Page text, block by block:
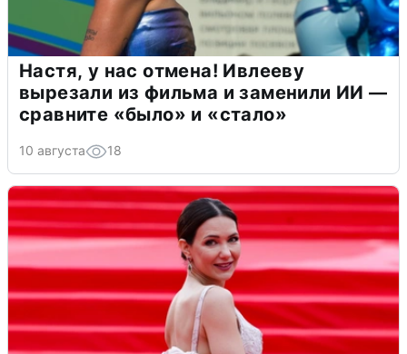
Настя, у нас отмена! Ивлееву
вырезали из фильма и заменили ИИ —
сравните «было» и «стало»
10 августа 18